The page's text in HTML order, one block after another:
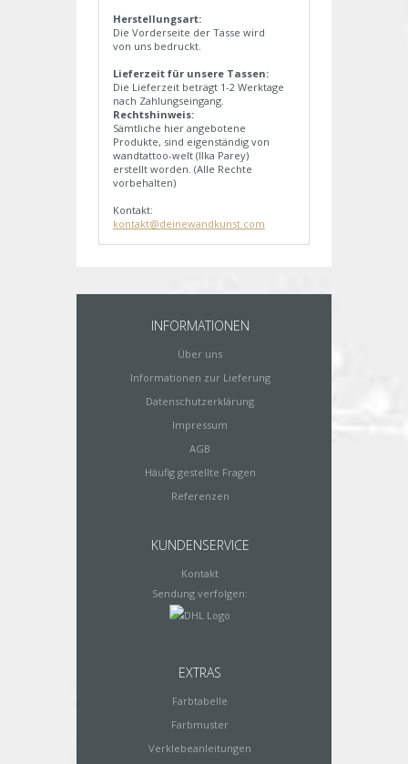
Herstellungsart:
Die Vorderseite der Tasse wird
von uns bedruckt.
Lieferzeit für unsere Tassen:
Die Lieferzeit beträgt 1-2 Werktage
nach Zahlungseingang.
Rechtshinweis:
Sämtliche hier angebotene
Produkte, sind eigenständig von
wandtattoo-welt (Ilka Parey)
erstellt worden. (Alle Rechte
vorbehalten)
Kontakt:
kontakt@deinewandkunst.com
INFORMATIONEN
Über uns
Informationen zur Lieferung
Datenschutzerklärung
Impressum
AGB
Häufig gestellte Fragen
Referenzen
KUNDENSERVICE
Kontakt
Sendung verfolgen:
EXTRAS
Farbtabelle
Farbmuster
Verklebeanleitungen